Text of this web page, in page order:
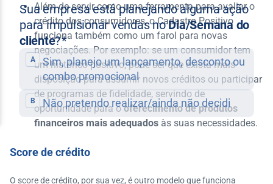
Além de servir como uma ferramenta para avaliar o
crédito dos consumidores, o Cadastro Positivo
funciona também como um farol para novas
negociações. Por exemplo: se um consumidor tem
um histórico positivo, pode ser que exista mais
disposição para assumir novos créditos ou participar
de programas de fidelidade, servindo de
oportunidade para ooferecimento de produtos
financeiros mais adequados às suas necessidades.
Score de crédito
O score de crédito, por sua vez, é outro modelo que funciona